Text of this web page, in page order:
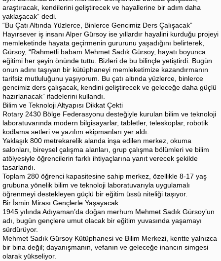
araştıracak, kendilerini geliştirecek ve hayallerine bir adım daha
yaklaşacak” dedi.
“Bu Çatı Altında Yüzlerce, Binlerce Gencimiz Ders Çalışacak”
Hayırsever iş insanı Alper Gürsoy ise yıllardır hayalini kurduğu projeyi
memleketinde hayata geçirmenin gururunu yaşadığını belirterek,
Gürsoy, “Rahmetli babam Mehmet Sadık Gürsoy, hayatı boyunca
eğitimi her şeyin önünde tuttu. Bizleri de bu bilinçle yetiştirdi. Bugün
onun adını taşıyan bir kütüphaneyi memleketimize kazandırmanın
tarifsiz mutluluğunu yaşıyorum. Bu çatı altında yüzlerce, binlerce
gencimiz ders çalışacak, kendini geliştirecek ve geleceğe daha güçlü
hazırlanacak” ifadelerini kullandı.
Bilim ve Teknoloji Altyapısı Dikkat Çekti
Rotary 2430 Bölge Federasyonu desteğiyle kurulan bilim ve teknoloji
laboratuvarında modern bilgisayarlar, tabletler, teleskoplar, robotik
kodlama setleri ve yazılım ekipmanları yer aldı.
Yaklaşık 800 metrekarelik alanda inşa edilen merkez, okuma
salonları, bireysel çalışma alanları, grup çalışma bölümleri ve bilim
atölyesiyle öğrencilerin farklı ihtiyaçlarına yanıt verecek şekilde
tasarlandı.
Toplam 280 öğrenci kapasitesine sahip merkez, özellikle 8-17 yaş
grubuna yönelik bilim ve teknoloji laboratuvarıyla uygulamalı
öğrenmeyi destekleyen güçlü bir eğitim üssü niteliği taşıyor.
Bir İsmin Mirası Gençlerle Yaşayacak
1945 yılında Adıyaman’da doğan merhum Mehmet Sadık Gürsoy’un
adı, bugün gençlere umut olacak bir eğitim yuvasında yaşamayı
sürdürüyor.
Mehmet Sadık Gürsoy Kütüphanesi ve Bilim Merkezi, kentte yalnızca
bir bina değil; dayanışmanın, vefanın ve geleceğe inancın simgesi
olarak yükseliyor.